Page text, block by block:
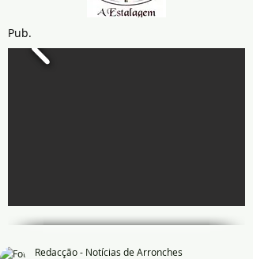
Pub.
Redacção - Notícias de Arronches